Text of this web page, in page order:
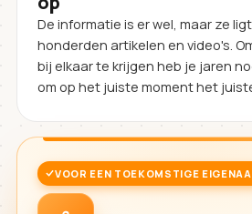
De informatie is er wel, maar ze
honderden artikelen en video's.
bij elkaar te krijgen heb je jaren
om op het juiste moment het
VOOR EEN TOEKOMSTIGE